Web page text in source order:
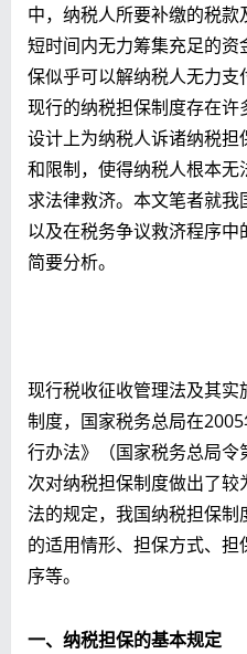
中，纳税人所要补缴的税
短时间内无力筹集充足的
保似乎可以解纳税人无力
现行的纳税担保制度存在
设计上为纳税人诉诸纳税
和限制，使得纳税人根本
求法律救济。本文笔者就
以及在税务争议救济程序
简要分析。
现行税收征收管理法及其
制度，国家税务总局在
行办法》（国家税务总局
次对纳税担保制度做出了
法的规定，我国纳税担保
的适用情形、担保方式、
序等。
一、纳税担保的基本规定